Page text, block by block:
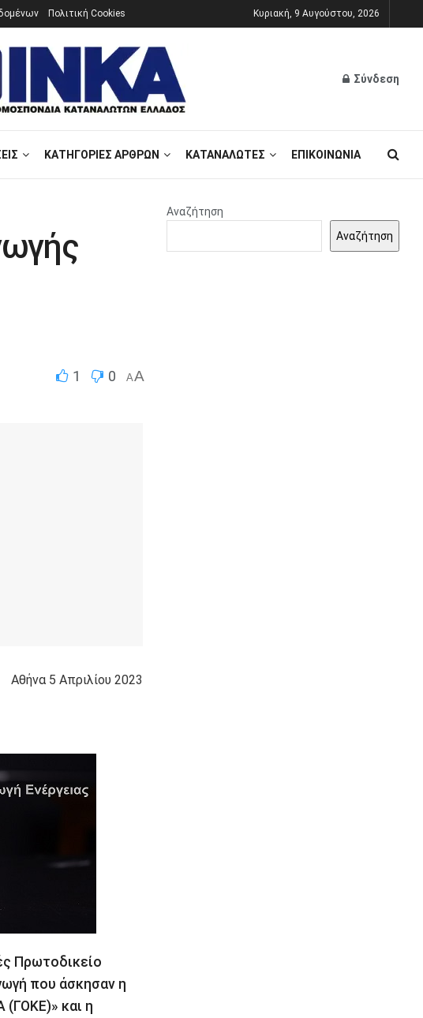
Πολιτική Cookies Κυριακή, 9 Αυγούστου, 2026
Σύνδεση
ΚΑΤΗΓΟΡΊΕΣ ΆΡΘΡΩΝ ΚΑΤΑΝΑΛΩΤΈΣ ΕΠΙΚΟΙΝΩΝΊΑ
1 0 AA
Αθήνα 5 Απριλίου 2023
Πρωτοδικείο
που άσκησαν η
και η
Αναζήτηση
Αναζήτηση